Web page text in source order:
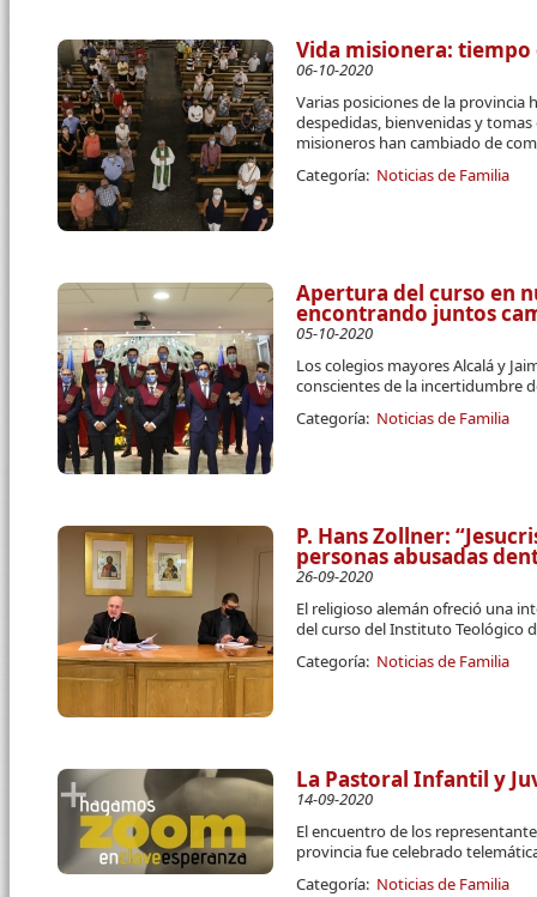
Vida misionera:
06-10-2020
Varias posiciones de la provincia
despedidas, bienvenidas y
misioneros han cambiado de
Categoría: Noticias de Familia
Apertura del curso en
encontrando juntos
05-10-2020
Los colegios mayores Alcalá y
conscientes de la incertidumbre
Categoría: Noticias de Familia
P. Hans Zollner:
personas abusadas
26-09-2020
El religioso alemán ofreció una
del curso del Instituto Teológico
Categoría: Noticias de Familia
La Pastoral Infantil y
14-09-2020
El encuentro de los
provincia fue celebrado
Categoría: Noticias de Familia